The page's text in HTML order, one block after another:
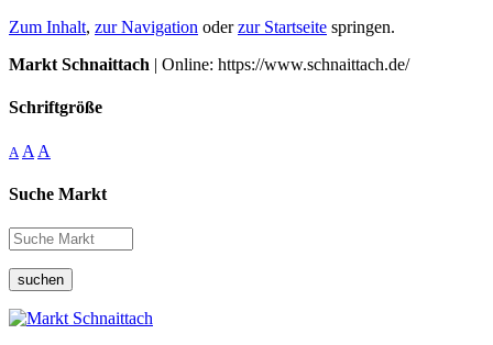
Zum Inhalt, zur Navigation oderzur Startseite springen.
Markt Schnaittach | Online: https://www.schnaittach.de/
Schriftgröße
A A A
Suche Markt
suchen